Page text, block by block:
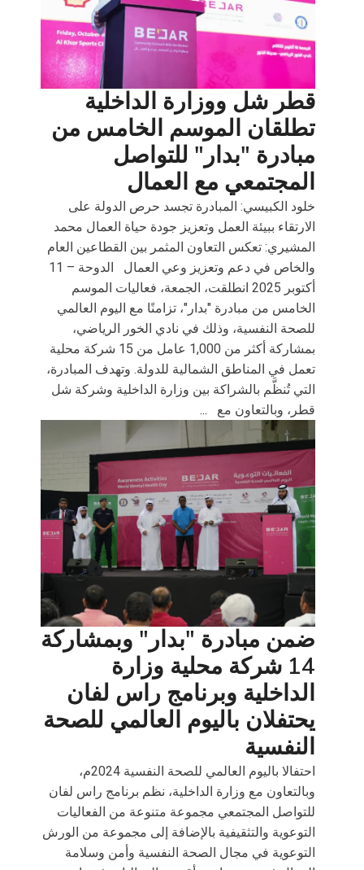
قطر شل ووزارة الداخلية
تطلقان الموسم الخامس من
مبادرة "بدار" للتواصل
المجتمعي مع العمال
خلود الكبيسي: المبادرة تجسد حرص الدولة على
الارتقاء ببيئة العمل وتعزيز جودة حياة العمال محمد
المشيري: تعكس التعاون المثمر بين القطاعين العام
والخاص في دعم وتعزيز وعي العمال الدوحة – 11
أكتوبر 2025 انطلقت، الجمعة، فعاليات الموسم
الخامس من مبادرة "بدار"، تزامنًا مع اليوم العالمي
للصحة النفسية، وذلك في نادي الخور الرياضي،
بمشاركة أكثر من 1,000 عامل من 15 شركة محلية
تعمل في المناطق الشمالية للدولة. وتهدف المبادرة،
التي تُنظَّم بالشراكة بين وزارة الداخلية وشركة شل
قطر، وبالتعاون مع ...
ضمن مبادرة "بدار" وبمشاركة
14 شركة محلية وزارة
الداخلية وبرنامج راس لفان
يحتفلان باليوم العالمي للصحة
النفسية
احتفالا باليوم العالمي للصحة النفسية 2024م،
وبالتعاون مع وزارة الداخلية، نظم برنامج راس لفان
للتواصل المجتمعي مجموعة متنوعة من الفعاليات
التوعوية والتثقيفية بالإضافة إلى مجموعة من الورش
التوعوية في مجال الصحة النفسية وأمن وسلامة